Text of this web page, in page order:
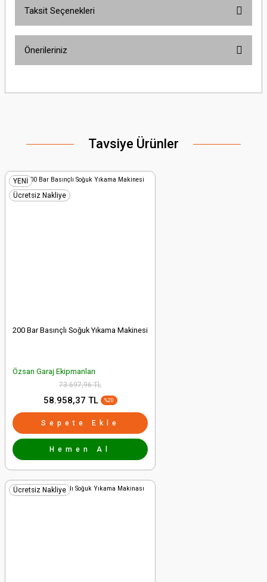
Taksit Seçenekleri
Önerileriniz
yetersiz gördüğünüz noktaları öneri formunu kullanarak tarafımıza
Ürün resmi kalitesiz, bozuk veya görüntülenemiyor.
Ürün bilgilerinde hatalar bulunuyor.
Ürün fiyatı diğer sitelerden daha pahalı.
Tavsiye Ürünler
YENİ
Ücretsiz Nakliye
200 Bar Basınçlı Soğuk Yıkama Makinesi
Özsan Garaj Ekipmanları
73.697,96 TL
58.958,37 TL %20
Sepete Ekle
Hemen Al
Ücretsiz Nakliye